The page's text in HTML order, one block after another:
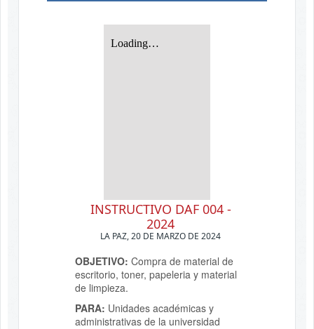
INSTRUCTIVO DAF 004 -
2024
LA PAZ, 20 DE MARZO DE 2024
OBJETIVO: Compra de material de
escritorio, toner, papeleria y material
de limpieza.
PARA: Unidades académicas y
administrativas de la universidad